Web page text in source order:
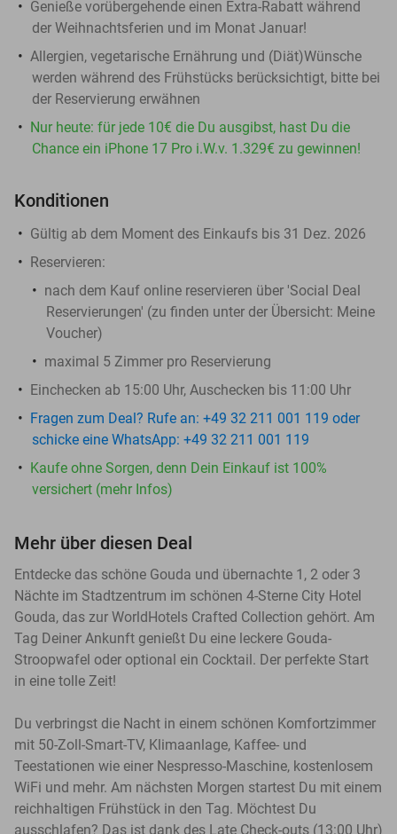
Genieße vorübergehende einen Extra-Rabatt während
der Weihnachtsferien und im Monat Januar!
Allergien, vegetarische Ernährung und (Diät)Wünsche
werden während des Frühstücks berücksichtigt, bitte bei
der Reservierung erwähnen
Nur heute: für jede 10€ die Du ausgibst, hast Du die
Chance ein iPhone 17 Pro i.W.v. 1.329€ zu gewinnen!
Konditionen
Gültig ab dem Moment des Einkaufs bis 31 Dez. 2026
Reservieren:
nach dem Kauf online reservieren über 'Social Deal
Reservierungen' (zu finden unter der Übersicht: Meine
Voucher)
maximal 5 Zimmer pro Reservierung
Einchecken ab 15:00 Uhr, Auschecken bis 11:00 Uhr
Fragen zum Deal? Rufe an: +49 32 211 001 119 oder
schicke eine WhatsApp: +49 32 211 001 119
Kaufe ohne Sorgen, denn Dein Einkauf ist 100%
versichert (mehr Infos)
Mehr über diesen Deal
Entdecke das schöne Gouda und übernachte 1, 2 oder 3
Nächte im Stadtzentrum im schönen 4-Sterne City Hotel
Gouda, das zur WorldHotels Crafted Collection gehört. Am
Tag Deiner Ankunft genießt Du eine leckere Gouda-
Stroopwafel oder optional ein Cocktail. Der perfekte Start
in eine tolle Zeit!
Du verbringst die Nacht in einem schönen Komfortzimmer
mit 50-Zoll-Smart-TV, Klimaanlage, Kaffee- und
Teestationen wie einer Nespresso-Maschine, kostenlosem
WiFi und mehr. Am nächsten Morgen startest Du mit einem
reichhaltigen Frühstück in den Tag. Möchtest Du
ausschlafen? Das ist dank des Late Check-outs (13:00 Uhr)